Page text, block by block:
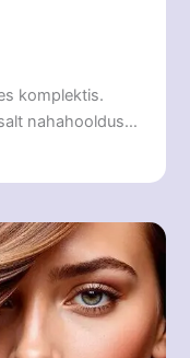
komplektis.
nahahooldus…